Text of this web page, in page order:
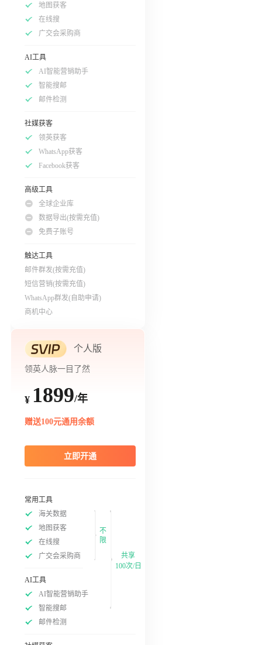
地图获客
在线搜
广交会采购商
AI工具
AI智能营销助手
智能搜邮
邮件检测
社媒获客
领英获客
WhatsApp获客
Facebook获客
高级工具
全球企业库
数据导出(按需充值)
免费子账号
触达工具
邮件群发(按需充值)
短信营销(按需充值)
WhatsApp群发(自助申请)
商机中心
个人版
领英人脉一目了然
¥ 1899/年
赠送100元通用余额
立即开通
常用工具
海关数据
地图获客
在线搜
广交会采购商
不
限
AI工具
AI智能营销助手
智能搜邮
邮件检测
共享
100次/日